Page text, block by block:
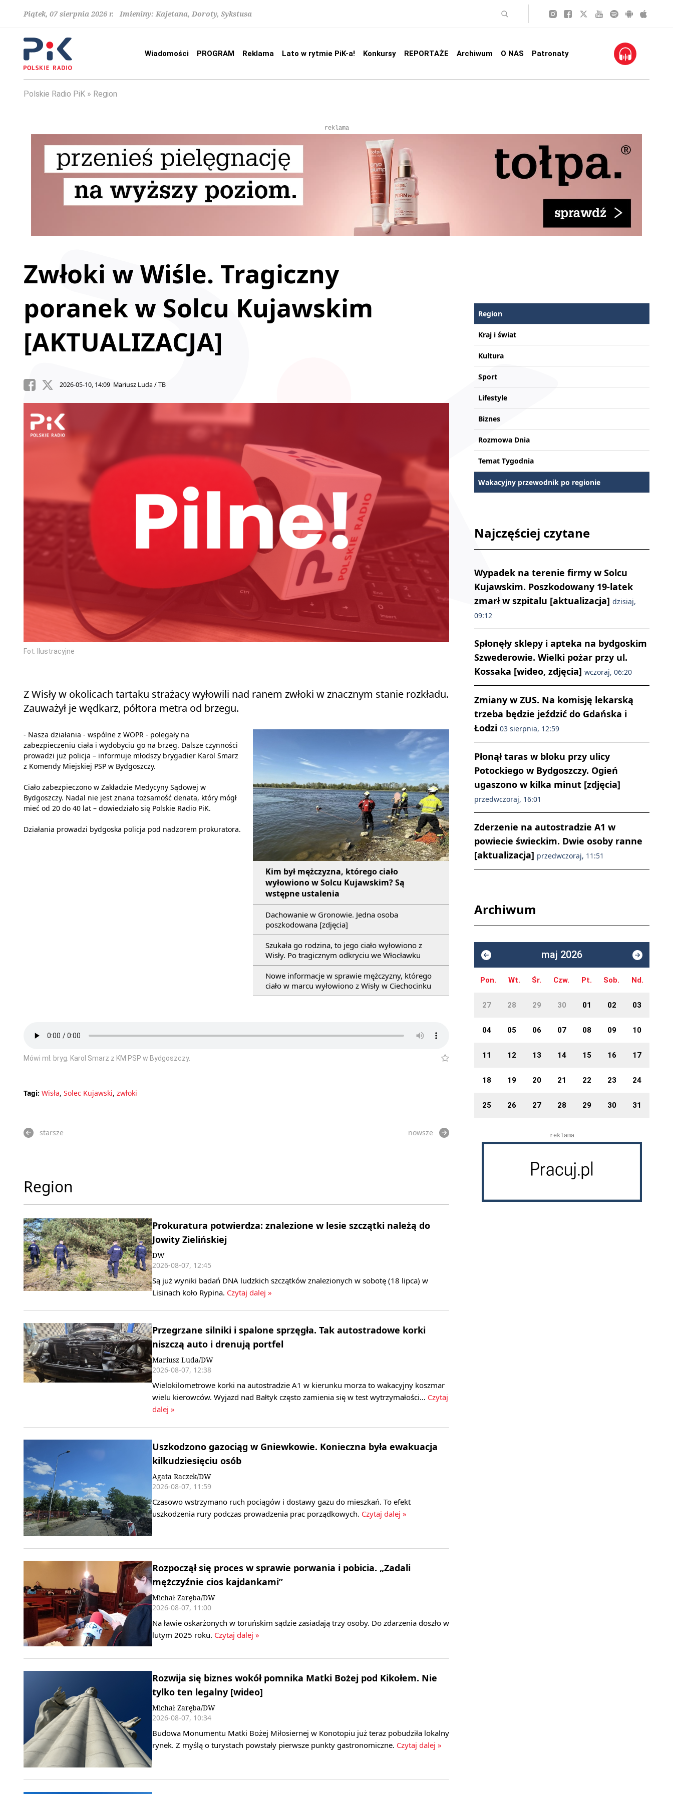
Piątek, 07 sierpnia 2026 r. Imieniny: Kajetana, Doroty, Sykstusa
Wiadomości PROGRAM Reklama Lato w rytmie PiK-a! Konkursy REPORTAŻE Archiwum O NAS Patronaty
Polskie Radio PiK Region
reklama
Zwłoki w Wiśle. Tragiczny
poranek w Solcu Kujawskim
[AKTUALIZACJA]
2026-05-10, 14:09 Mariusz Luda / TB
Fot. Ilustracyjne
Z Wisły w okolicach tartaku strażacy wyłowili nad ranem zwłoki w znacznym stanie rozkładu.
Zauważył je wędkarz, półtora metra od brzegu.
Kim był mężczyzna, którego ciało
wyłowiono w Solcu Kujawskim? Są
wstępne ustalenia
Dachowanie w Gronowie. Jedna osoba
poszkodowana [zdjęcia]
Szukała go rodzina, to jego ciało wyłowiono z
Wisły. Po tragicznym odkryciu we Włocławku
Nowe informacje w sprawie mężczyzny, którego
ciało w marcu wyłowiono z Wisły w Ciechocinku
- Nasza działania - wspólne z WOPR - polegały na
zabezpieczeniu ciała i wydobyciu go na brzeg. Dalsze czynności
prowadzi już policja – informuje młodszy brygadier Karol Smarz
z Komendy Miejskiej PSP w Bydgoszczy.
Ciało zabezpieczono w Zakładzie Medycyny Sądowej w
Bydgoszczy. Nadal nie jest znana tożsamość denata, który mógł
mieć od 20 do 40 lat – dowiedziało się Polskie Radio PiK.
Działania prowadzi bydgoska policja pod nadzorem prokuratora.
Mówi mł. bryg. Karol Smarz z KM PSP w Bydgoszczy.
Tagi: Wisła, Solec Kujawski, zwłoki
starsze nowsze
Region
Prokuratura potwierdza: znalezione w lesie szczątki należą do
Jowity Zielińskiej
DW
2026-08-07, 12:45
Są już wyniki badań DNA ludzkich szczątków znalezionych w sobotę (18 lipca) w
Lisinach koło Rypina. Czytaj dalej »
Przegrzane silniki i spalone sprzęgła. Tak autostradowe korki
niszczą auto i drenują portfel
Mariusz Luda/DW
2026-08-07, 12:38
Wielokilometrowe korki na autostradzie A1 w kierunku morza to wakacyjny koszmar
wielu kierowców. Wyjazd nad Bałtyk często zamienia się w test wytrzymałości… Czytaj
dalej »
Uszkodzono gazociąg w Gniewkowie. Konieczna była ewakuacja
kilkudziesięciu osób
Agata Raczek/DW
2026-08-07, 11:59
Czasowo wstrzymano ruch pociągów i dostawy gazu do mieszkań. To efekt
uszkodzenia rury podczas prowadzenia prac porządkowych. Czytaj dalej »
Rozpoczął się proces w sprawie porwania i pobicia. „Zadali
mężczyźnie cios kajdankami”
Michał Zaręba/DW
2026-08-07, 11:00
Na ławie oskarżonych w toruńskim sądzie zasiadają trzy osoby. Do zdarzenia doszło w
lutym 2025 roku. Czytaj dalej »
Rozwija się biznes wokół pomnika Matki Bożej pod Kikołem. Nie
tylko ten legalny [wideo]
Michał Zaręba/DW
2026-08-07, 10:34
Budowa Monumentu Matki Bożej Miłosiernej w Konotopiu już teraz pobudziła lokalny
rynek. Z myślą o turystach powstały pierwsze punkty gastronomiczne. Czytaj dalej »
Region
Kraj i świat
Kultura
Sport
Lifestyle
Biznes
Rozmowa Dnia
Temat Tygodnia
Wakacyjny przewodnik po regionie
Najczęściej czytane
Wypadek na terenie firmy w Solcu
Kujawskim. Poszkodowany 19-latek
zmarł w szpitalu [aktualizacja] dzisiaj,
09:12
Spłonęły sklepy i apteka na bydgoskim
Szwederowie. Wielki pożar przy ul.
Kossaka [wideo, zdjęcia] wczoraj, 06:20
Zmiany w ZUS. Na komisję lekarską
trzeba będzie jeździć do Gdańska i
Łodzi 03 sierpnia, 12:59
Płonął taras w bloku przy ulicy
Potockiego w Bydgoszczy. Ogień
ugaszono w kilka minut [zdjęcia]
przedwczoraj, 16:01
Zderzenie na autostradzie A1 w
powiecie świeckim. Dwie osoby ranne
[aktualizacja] przedwczoraj, 11:51
Archiwum
maj 2026
Pon. Wt. Śr. Czw. Pt. Sob. Nd.
27 28 29 30 01 02 03
04 05 06 07 08 09 10
11 12 13 14 15 16 17
18 19 20 21 22 23 24
25 26 27 28 29 30 31
reklama